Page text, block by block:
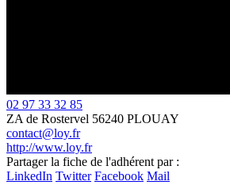
02 97 33 32 85
ZA de Rostervel 56240 PLOUAY
contact@loy.fr
http://www.loy.fr
+
Partager la fiche de l'adhérent par :
LinkedIn Twitter Facebook Mail